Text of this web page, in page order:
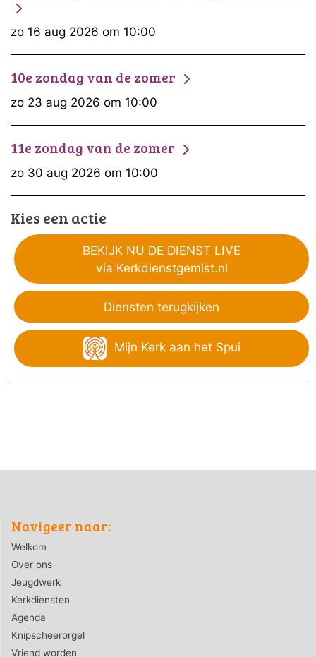
zo 16 aug 2026 om 10:00
10e zondag van de zomer
zo 23 aug 2026 om 10:00
11e zondag van de zomer
zo 30 aug 2026 om 10:00
Kies een actie
BEKIJK NU DE DIENST LIVE
via Kerkdienstgemist.nl
Diensten terugkijken
Mijn Kerk aan het Spui
Navigeer naar:
Welkom
Over ons
Jeugdwerk
Kerkdiensten
Agenda
Knipscheerorgel
Vriend worden